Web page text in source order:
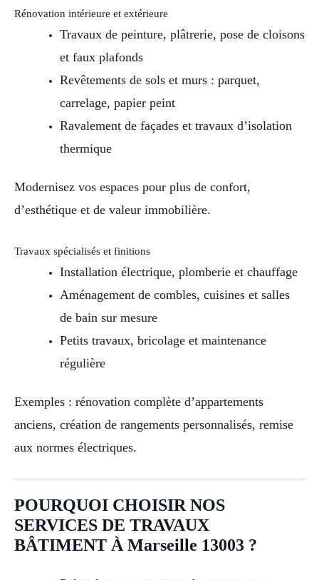
Rénovation intérieure et extérieure
Travaux de peinture, plâtrerie, pose de cloisons
et faux plafonds
Revêtements de sols et murs : parquet,
carrelage, papier peint
Ravalement de façades et travaux d’isolation
thermique
Modernisez vos espaces pour plus de confort,
d’esthétique et de valeur immobilière.
Travaux spécialisés et finitions
Installation électrique, plomberie et chauffage
Aménagement de combles, cuisines et salles
de bain sur mesure
Petits travaux, bricolage et maintenance
régulière
Exemples : rénovation complète d’appartements
anciens, création de rangements personnalisés, remise
aux normes électriques.
POURQUOI CHOISIR NOS
SERVICES DE TRAVAUX
BÂTIMENT À Marseille 13003 ?